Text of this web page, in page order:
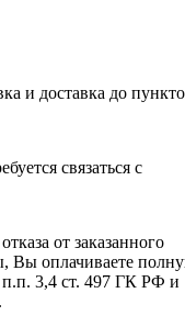
и доставка до
связаться с
от заказанного
Вы оплачиваете
п.п. 3,4 ст. 497 ГК РФ и